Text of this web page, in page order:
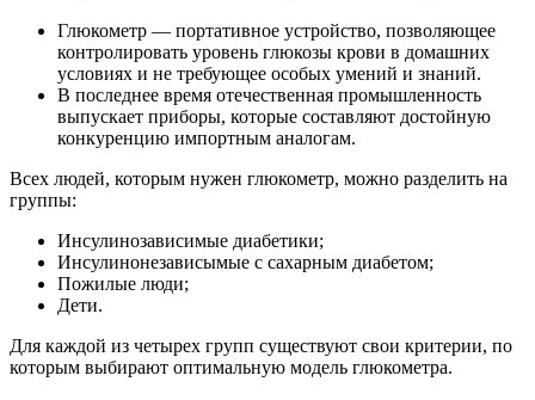
Глюкометр — портативное устройство, позволяющее
контролировать уровень глюкозы крови в домашних
условиях и не требующее особых умений и знаний.
В последнее время отечественная промышленность
выпускает приборы, которые составляют достойную
конкуренцию импортным аналогам.
Всех людей, которым нужен глюкометр, можно разделить на
группы:
Инсулинозависимые диабетики;
Инсулинонезависымые с сахарным диабетом;
Пожилые люди;
Дети.
Для каждой из четырех групп существуют свои критерии, по
которым выбирают оптимальную модель глюкометра.